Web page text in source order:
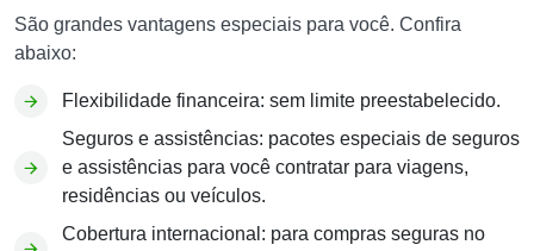
São grandes vantagens especiais para você. Confira
abaixo:
Flexibilidade financeira: sem limite preestabelecido.
Seguros e assistências: pacotes especiais de seguros
e assistências para você contratar para viagens,
residências ou veículos.
Cobertura internacional: para compras seguras no